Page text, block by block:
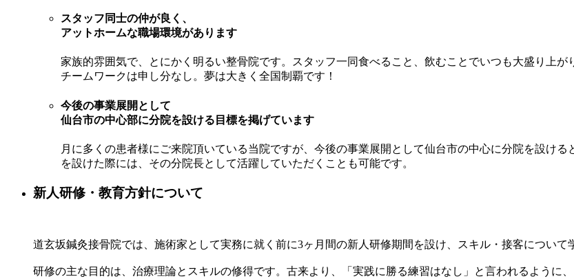
スタッフ同士の仲が良く、
アットホームな職場環境があります
家族的雰囲気で、とにかく明るい整骨院です。スタッフ一同食べること、飲むことでいつも大盛り上
チームワークは申し分なし。夢は大きく全国制覇です！
今後の事業展開として
仙台市の中心部に分院を設ける目標を掲げています
月に多くの患者様にご来院頂いている当院ですが、今後の事業展開として仙台市の中心に分院を設け
を設けた際には、その分院長として活躍していただくことも可能です。
新人研修・教育方針について
道玄坂鍼灸接骨院では、施術家として実務に就く前に3ヶ月間の新人研修期間を設け、スキル・接客について
研修の主な目的は、治療理論とスキルの修得です。古来より、「実践に勝る練習はなし」と言われるように